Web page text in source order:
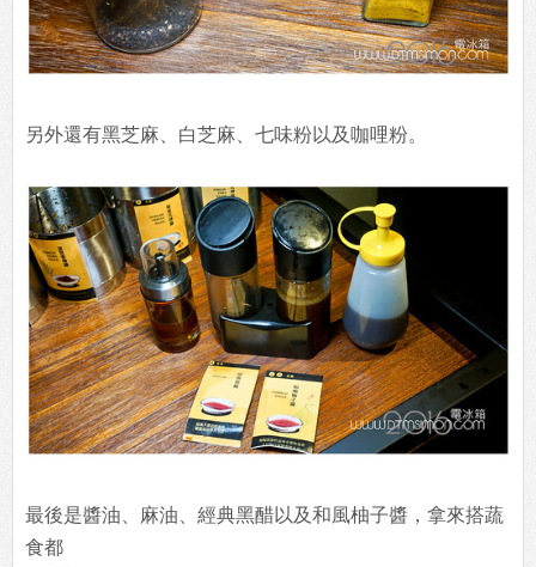
另外還有黑芝麻、白芝麻、七味粉以及咖哩粉。
最後是醬油、麻油、經典黑醋以及和風柚子醬，拿來搭蔬
食都